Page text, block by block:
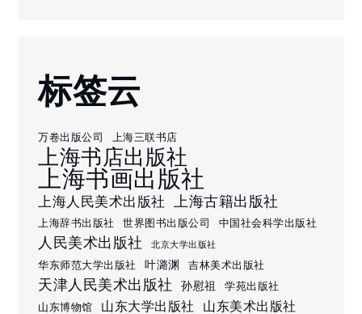
标签云
万卷出版公司 上海三联书店
上海书店出版社
上海书画出版社
上海人民美术出版社 上海古籍出版社
上海辞书出版社 世界图书出版公司 中国社会科学出版社
人民美术出版社 北京大学出版社
华东师范大学出版社 叶潞渊 吉林美术出版社
天津人民美术出版社 孙慰祖
学苑出版社
山东博物馆
山东大学出版社 山东美术出版社